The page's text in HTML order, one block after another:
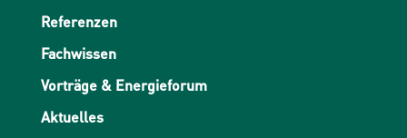
Referenzen
Fachwissen
Vorträge & Energieforum
Aktuelles